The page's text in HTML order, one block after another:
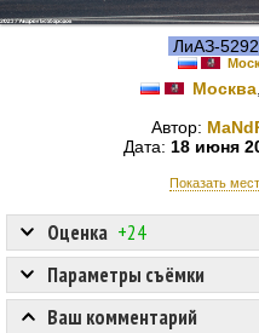
ЛиАЗ-
Москва
Автор:
Дата: 18 июня
Показать
Оценка +24
Параметры съёмки
Ваш комментарий